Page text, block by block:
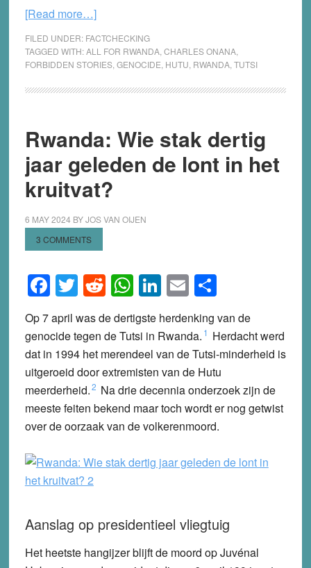
[Read more…]about
vlek
bij
journalisten
ontkenning
FILED UNDER: FACTCHECKING
TAGGED WITH:ALL FOR RWANDA, CHARLES ONANA,
FORBIDDEN STORIES, GENOCIDE HUTU RWANDA, TUTSI
Rwanda: Wie stak dertig
jaar geleden de lont in het
kruitvat?
6 MAY 2024 BYJOS VAN OIJEN
3 COMMENTS
Facebook
Twitter
Reddit
WhatsApp
LinkedIn
EmailShare
Op 7 april was de dertigste herdenking van de
genocide tegen de Tutsi in Rwanda. 1 Herdacht werd
dat in 1994 het merendeel van de Tutsi-minderheid is
uitgeroeid door extremisten van de Hutu
meerderheid.2 Na drie decennia onderzoek zijn de
meeste feiten bekend maar toch wordt er nog getwist
over de oorzaak van de volkerenmoord.
Aanslag op presidentieel vliegtuig
Het heetste hangijzer blijft de moord op Juvénal